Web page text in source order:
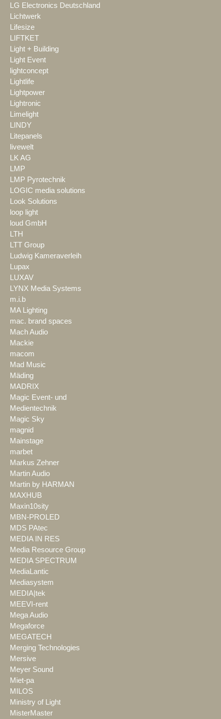
LG Electronics Deutschland
Lichtwerk
Lifesize
LIFTKET
Light + Building
Light Event
lightconcept
Lightlife
Lightpower
Lightronic
Limelight
LINDY
Litepanels
livewelt
LK AG
LMP
LMP Pyrotechnik
LOGIC media solutions
Look Solutions
loop light
loud GmbH
LTH
LTT Group
Ludwig Kameraverleih
Lupax
LUXAV
LYNX Media Systems
m.i.b
MA Lighting
mac. brand spaces
Mach Audio
Mackie
macom
Mad Music
Mäding
MADRIX
Magic Event- und
Medientechnik
Magic Sky
magnid
Mainstage
marbet
Markus Zehner
Martin Audio
Martin by HARMAN
MAXHUB
Maxin10sity
MBN-PROLED
MDS PAtec
MEDIA IN RES
Media Resource Group
MEDIA SPECTRUM
MediaLantic
Mediasystem
MEDIA|tek
MEEVI-rent
Mega Audio
Megaforce
MEGATECH
Merging Technologies
Mersive
Meyer Sound
Miet-pa
MILOS
Ministry of Light
MisterMaster